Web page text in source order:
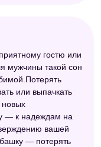
гостю или
мужчины такой сон
или выпачкать
новых
— к надеждам на
вашей
— потерять